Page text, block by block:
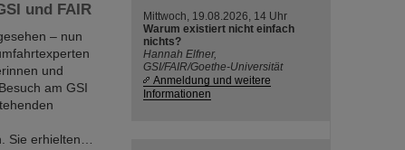
und FAIR
– nun
und
am GSI
Sie erhielten…
Mittwoch, 19.08.2026, 14 Uhr
Warum existiert nicht einfach
nichts?
Hannah Elfner,
GSI/FAIR/Goethe-Universität
Anmeldung und weitere
Informationen